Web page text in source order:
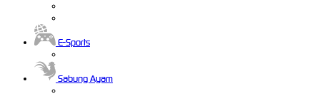
E-Sports
Sabung Ayam